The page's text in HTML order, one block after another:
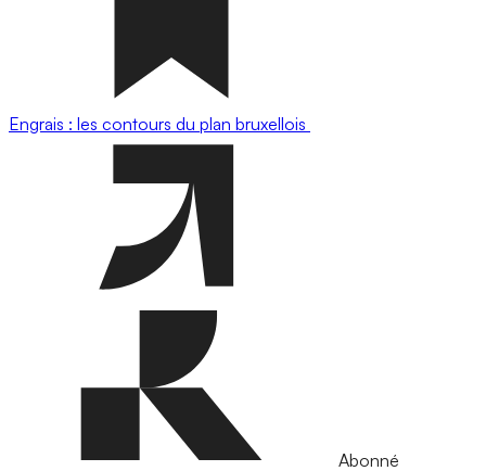
Engrais : les contours du plan bruxellois
Abonné